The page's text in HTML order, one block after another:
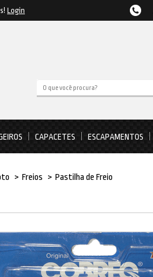
Login
CAPACETES ESCAPAMENTOS
> Freios > Pastilha de Freio